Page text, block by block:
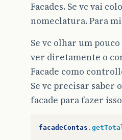
Facades. Se vc vai
nomeclatura. Para
Se vc olhar um
ver diretamente o
Facade como
Se vc precisar saber
facade para fazer
facadeContas .